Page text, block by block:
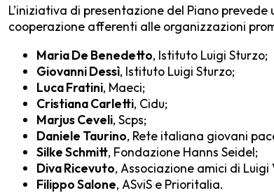
L’iniziativa di presentazione del Piano
cooperazione afferenti alle organizzazioni
Maria De Benedetto, Istituto Luigi Sturzo;
Giovanni Dessì, Istituto Luigi Sturzo;
Luca Fratini, Maeci;
Cristiana Carletti, Cidu;
Marjus Ceveli, Scps;
Daniele Taurino, Rete italiana giovani
Silke Schmitt, Fondazione Hanns Seidel;
Diva Ricevuto, Associazione amici di
Filippo Salone, ASviS e Prioritalia.